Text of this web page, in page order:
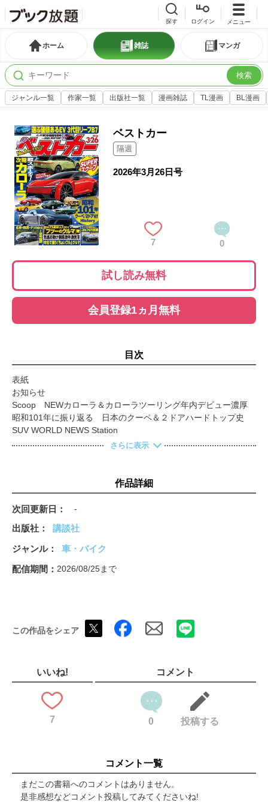
探す ログイン メニュー
ホーム 雑誌 マンガ
検索
ジャンル一覧 作家一覧 出版社一覧 漫画雑誌 TL漫画 BL漫画
ベストカー
隔週
2026年3月26日号
7 0
試し読み無料
会員登録1ヵ月無料
目次
表紙
お知らせ
Scoop NEWカローラ＆カローラツーリング年内デビュー濃厚
昭和101年に振り返る 日本のクーペ＆２ドアハードトップ史
SUV WORLD NEWS Station
新型スバル フォレスター雪上試乗
ベーシックカーの深淵なる世界
ちょいワルな日本車を中古で狙う!
今スポーツ界で活躍しているクルマたち
推しの「俊足ハイブリッド」
最新注目タイヤ試乗チェック
NEW CAR FLASH「国産＆輸入車の新モデル」
MORIZO Challenge Cupは2026年も熱い!!
先進お助け装備の激辛通信簿
アポなし日本全国電話調査
ーシア旅の巻」
好評連載中 ドライブに最適な音魂
好評連載中 カーツさとうの「日本映えない紀行」
好評連載中「轟さん 参上!!」
出張フルロード「大型トラック最新事情徹底解剖」
歴史の証人RETURNS 小野昌朗（おのまさお）
クルマ界「未来の証人」 ホシノインパル 第3回
さらに表示
作品詳細
次回更新日 -
出版社
講談社
ジャンル
車・バイク
配信期間
2026/08/25まで
この作品をシェア
いいね!
7
コメント
0 投稿する
コメント一覧
まだこの書籍へのコメントはありません。
是非感想などコメント投稿してみてくださいね!